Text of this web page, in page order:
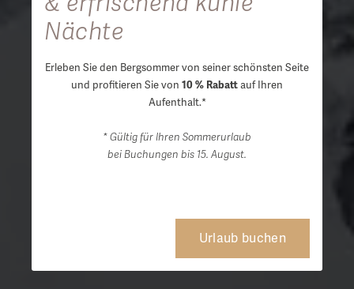
Nächte
Erleben Sie den Bergsommer von seiner schönsten Seite
und profitieren Sie von 10 % Rabattauf Ihren
Aufenthalt.*
* Gültig für Ihren Sommerurlaub
bei Buchungen bis 15. August.
Urlaub buchen